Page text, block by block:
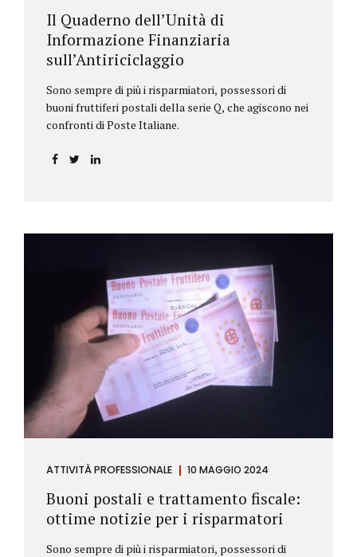
Il Quaderno dell’Unità di
Informazione Finanziaria
sull’Antiriciclaggio
Sono sempre di più i risparmiatori, possessori di
buoni fruttiferi postali della serie Q, che agiscono nei
confronti di Poste Italiane.
ATTIVITÀ PROFESSIONALE 10 MAGGIO 2024
Buoni postali e trattamento fiscale:
ottime notizie per i risparmatori
Sono sempre di più i risparmiatori, possessori di